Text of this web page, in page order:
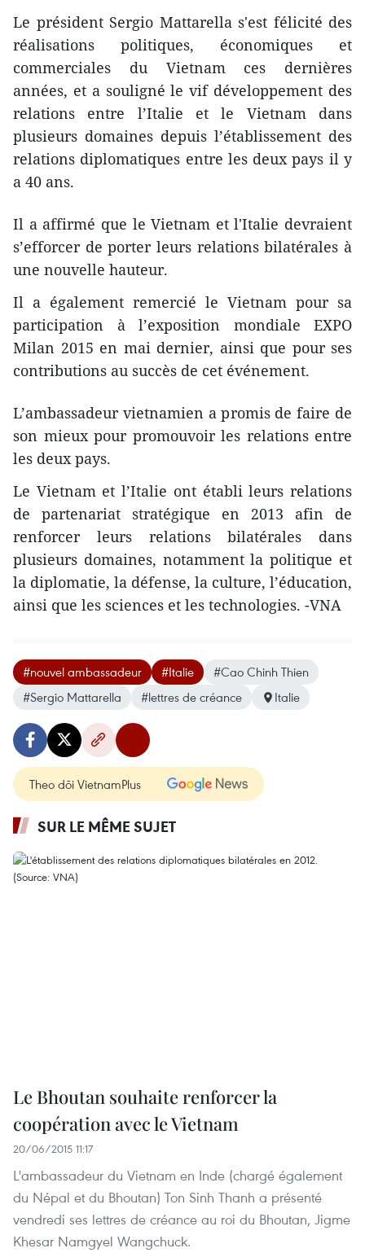
Le président Sergio Mattarella ​s'est félicité des
réalisations politiques, économiques et
commerciales du Vietnam ces dernières
années, et a souligné le vif développement des
relations entre l’Italie et le Vietnam dans
plusieurs domaines depuis l’établissement des
relations diplomatiques entre les deux pays il y
a 40 ans.
Il a affirmé que ​le Vietnam et l'Italie devraient
s’efforcer de porter leurs relations bilatérales à
une nouvelle hauteur.
Il a également remercié le Vietnam pour sa
participation à l’exposition mondiale EXPO
Milan 2015 en mai dernier, ainsi que pour ses
contributions au succès de cet événement.
L’ambassadeur vietnamien a promis de faire de
son mieux pour promouvoir les relations entre
les deux pays.
Le Vietnam et l’Italie ont établi leurs relations
de partenariat stratégique en 2013 ​afin de
renforcer leurs relations bilatérales dans
plusieurs domaines, notamment la politique et
la diplomatie, la défense, la culture, l’éducation,
ainsi que les sciences et les technologies. -VNA
#nouvel ambassadeur #Italie
#Cao Chinh Thien
#Sergio Mattarella
#lettres de créance Italie
Theo dõi VietnamPlus
SUR LE MÊME SUJET
Le Bhoutan souhaite renforcer la
coopération avec le Vietnam
20/06/2015 11:17
L'ambassadeur du Vietnam en Inde (chargé également
du Népal et du Bhoutan) Ton Sinh Thanh a présenté
vendredi ses lettres de créance au roi du Bhoutan, Jigme
Khesar Namgyel Wangchuck.